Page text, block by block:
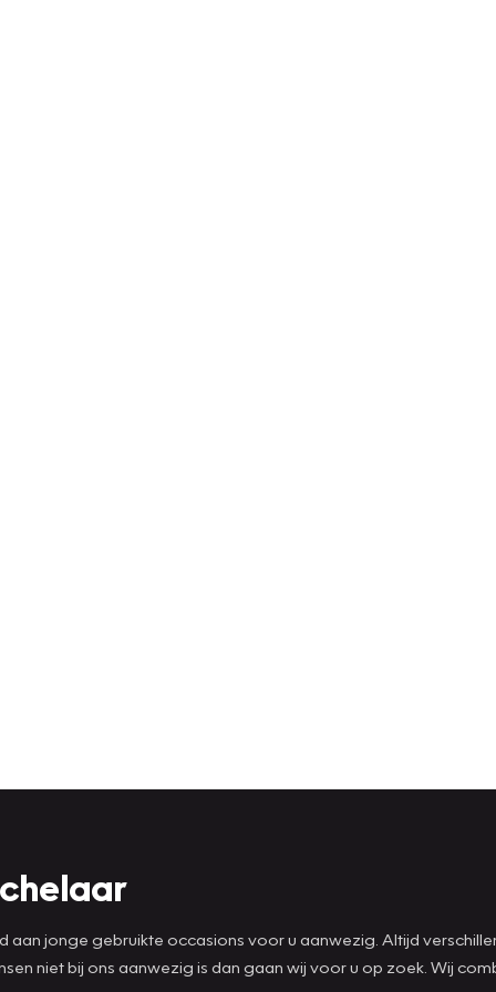
aan jonge gebruikte occasions voor u aanwezig. Altijd
niet bij ons aanwezig is dan gaan wij voor u op zoek. Wij